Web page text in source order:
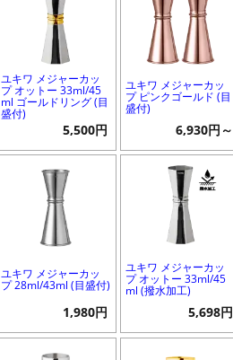
ユキワ メジャーカッ
プ オットー 33ml/45
ml ゴールドリング (目
盛付)
5,500円
ユキワ メジャーカッ
プ ピンクゴールド (目
盛付)
6,930円～
ユキワ メジャーカッ
プ 28ml/43ml (目盛付)
1,980円
ユキワ メジャーカッ
プ オットー 33ml/45
ml (撥水加工)
5,698円